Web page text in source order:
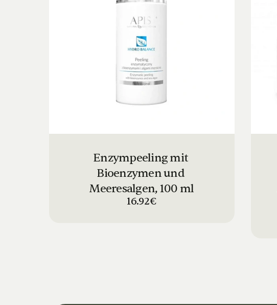
Enzympeeling mit
Bioenzymen und
Meeresalgen, 100 ml
16.92€